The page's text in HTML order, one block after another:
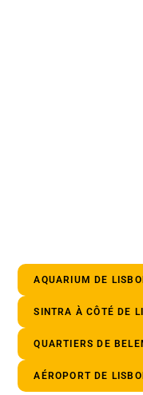
AQUARIUM DE
SINTRA À CÔTÉ DE
QUARTIERS DE
AÉROPORT DE